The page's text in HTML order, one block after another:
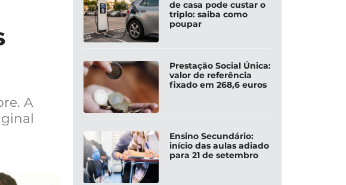
A
de casa pode custar o
triplo: saiba como
poupar
Prestação Social Única:
valor de referência
fixado em 268,6 euros
Ensino Secundário:
início das aulas adiado
para 21 de setembro